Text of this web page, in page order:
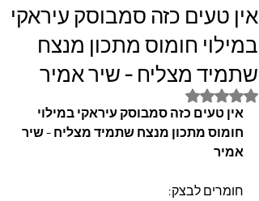
אין טעים כזה סמבוסק עיראקי
במילוי חומוס מתכון מנצח
שתמיד מצליח - שיר אמיר
דירוג של NaN מתוך 5 כוכבים
אין טעים כזה סמבוסק עיראקי במילוי
חומוס מתכון מנצח שתמיד מצליח - שיר
אמיר
חומרים לבצק: